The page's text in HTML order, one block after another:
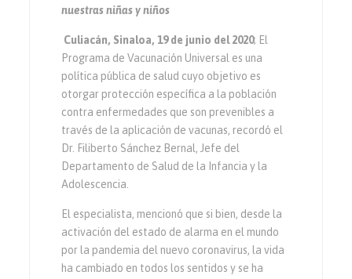
nuestras niñas y niños
Culiacán, Sinaloa, 19 de junio del 2020; El
Programa de Vacunación Universal es una
política pública de salud cuyo objetivo es
otorgar protección específica a la población
contra enfermedades que son prevenibles a
través de la aplicación de vacunas, recordó el
Dr. Filiberto Sánchez Bernal, Jefe del
Departamento de Salud de la Infancia y la
Adolescencia.
El especialista, mencionó que si bien, desde la
activación del estado de alarma en el mundo
por la pandemia del nuevo coronavirus, la vida
ha cambiado en todos los sentidos y se ha